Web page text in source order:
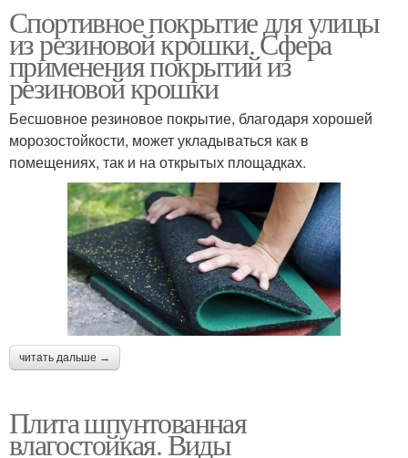
Спортивное покрытие для улицы
из резиновой крошки. Сфера
применения покрытий из
резиновой крошки
Бесшовное резиновое покрытие, благодаря хорошей
морозостойкости, может укладываться как в
помещениях, так и на открытых площадках.
читать дальше →
Плита шпунтованная
влагостойкая. Виды